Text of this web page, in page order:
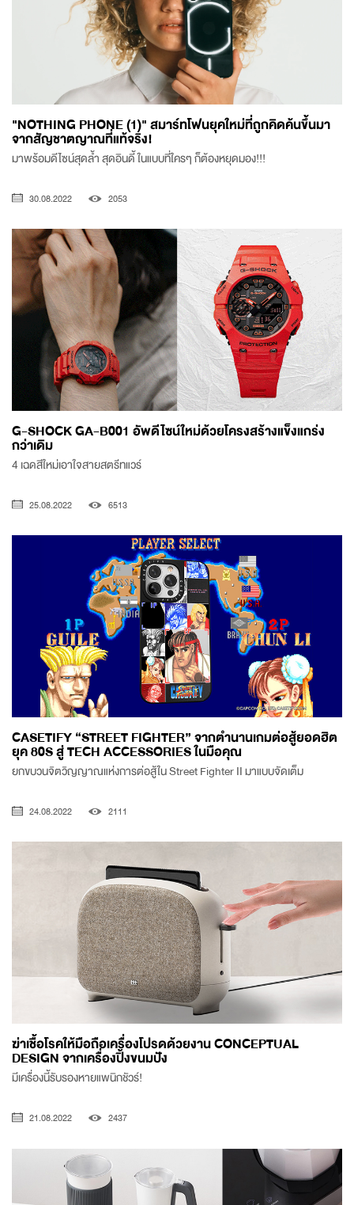
"NOTHING PHONE (1)" สมาร์ทโฟนยุคใหม่ที่ถูกคิดค้นขึ้นมา
จากสัญชาตญาณที่แท้จริง!
มาพร้อมดีไซน์สุดล้ำ สุดอินดี้ ในแบบที่ใครๆ ก็ต้องหยุดมอง!!!
30.08.2022 2053
G-SHOCK GA-B001 อัพดีไซน์ใหม่ด้วยโครงสร้างแข็งแกร่ง
กว่าเดิม
4 เฉดสีใหม่เอาใจสายสตรีทแวร์
25.08.2022 6513
CASETIFY “STREET FIGHTER” จากตำนานเกมต่อสู้ยอดฮิต
ยุค 80S สู่ TECH ACCESSORIES ในมือคุณ
ยกขบวนจิตวิญญาณแห่งการต่อสู้ใน Street Fighter II มาแบบจัดเต็ม
24.08.2022 2111
ฆ่าเชื้อโรคให้มือถือเครื่องโปรดด้วยงาน CONCEPTUAL
DESIGN จากเครื่องปิ้งขนมปัง
มีเครื่องนี้รับรองหายแพนิกชัวร์!
21.08.2022 2437